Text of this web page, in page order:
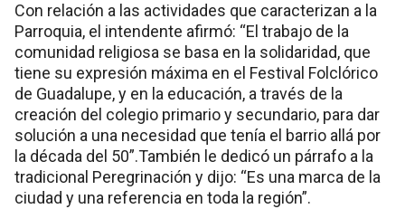
Con relación a las actividades que caracterizan a la
Parroquia, el intendente afirmó: “El trabajo de la
comunidad religiosa se basa en la solidaridad, que
tiene su expresión máxima en el Festival Folclórico
de Guadalupe, y en la educación, a través de la
creación del colegio primario y secundario, para dar
solución a una necesidad que tenía el barrio allá por
la década del 50”.También le dedicó un párrafo a la
tradicional Peregrinación y dijo: “Es una marca de la
ciudad y una referencia en toda la región”.